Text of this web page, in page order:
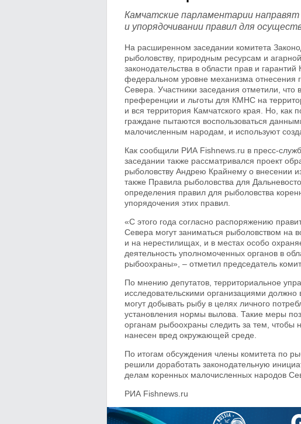
Камчатские парламентарии
и упорядочивании правил для
На расширенном заседании комитета
рыболовству, природным ресурсам и
законодательства в области прав и
федеральном уровне механизма
Севера. Участники заседания отметили, что
преференции и льготы для КМНС на
и вся территория Камчатского края. Но, как
граждане пытаются воспользоваться
малочисленным народам, и используют
Как сообщили РИА Fishnews.ru в пресс-
заседании также рассматривался проект
рыболовству Андрею Крайнему о внесении
также Правила рыболовства для
определения правил для рыболовства
упорядочения этих правил.
«С этого года согласно распоряжению
Севера могут заниматься рыболовством на
и на нерестилищах, и в местах особо
деятельность уполномоченных органов в
рыбоохраны», – отметил председатель
По мнению депутатов, территориальное
исследовательскими организациями
могут добывать рыбу в целях личного
установления нормы вылова. Такие меры
органам рыбоохраны следить за тем,
нанесен вред окружающей среде.
По итогам обсуждения члены комитета по
решили доработать законодательную
делам коренных малочисленных народов
РИА Fishnews.ru